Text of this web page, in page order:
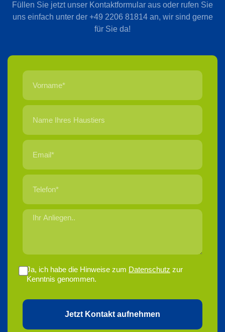
Füllen Sie jetzt unser Kontaktformular aus oder rufen Sie
uns einfach unter der +49 2206 81814 an, wir sind gerne
für Sie da!
Ja, ich habe die Hinweise zum Datenschutz zur
Kenntnis genommen.
Jetzt Kontakt aufnehmen